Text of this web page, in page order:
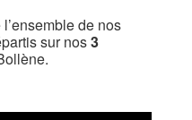
de nos
sur nos3